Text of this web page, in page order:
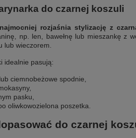
do czarnej koszuli
najmocniej rozjaśnia stylizację z
np. len, bawełnę lub mieszankę z
lub wieczorem.
idealnie pasują:
ciemnobeżowe spodnie,
pasku,
oliwkowozielona poszetka.
do czarnej